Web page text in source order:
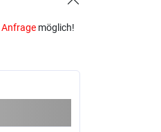
Anfrage möglich!